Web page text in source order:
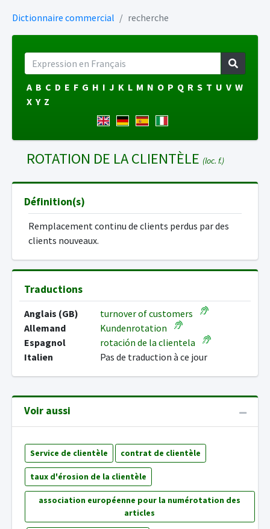
Dictionnaire commercial recherche
A B C D E F G H I J K L M N O P Q R S T U V W
X Y Z
ROTATION DE LA CLIENTÈLE (loc. f.)
Définition(s)
Remplacement continu de clients perdus par des
clients nouveaux.
Traductions
Anglais (GB)
turnover of customers
Allemand
Kundenrotation
Espagnol
rotación de la clientela
Italien
Pas de traduction à ce jour
Voir aussi
Service de clientèle contrat de clientèle
taux d'érosion de la clientèle
association européenne pour la numérotation des
articles